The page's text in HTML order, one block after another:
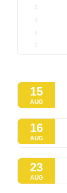
2
3
4
5
15
AUG
16
AUG
23
AUG